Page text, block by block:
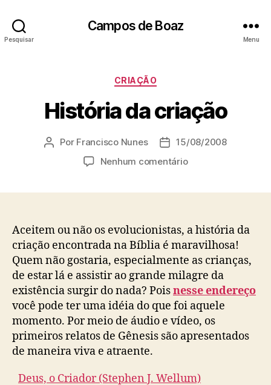
Pesquisar
Campos de Boaz
Menu
C
t
e
o
r
CRIAÇÃO
História da criação
A
r
p
o
s
t
Por Francisco Nunes
D
d
u
b
l
i
c
a
o
15/08/2008
Nenhum comentárioe
t
ó
i
a
d
a
c
r
ç
Aceitem ou não os evolucionistas, a história da
criação encontrada na Bíblia é maravilhosa!
Quem não gostaria, especialmente as crianças,
de estar lá e assistir ao grande milagre da
existência surgir do nada? Poisnesse endereço
você pode ter uma idéia do que foi aquele
momento. Por meio de áudio e vídeo, os
primeiros relatos de Gênesis são apresentados
de maneira viva e atraente.
Deus, o Criador (Stephen J. Wellum)